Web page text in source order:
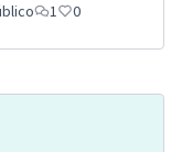
1 0